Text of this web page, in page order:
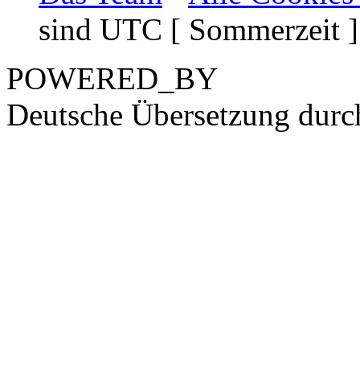
sind UTC [ Sommerzeit ]
POWERED_BY
Deutsche Übersetzung